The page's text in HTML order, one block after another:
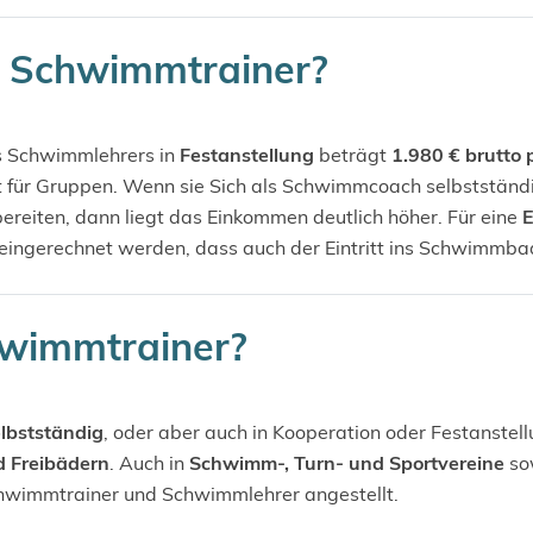
in Festanstellung beträgt 1.980 € brutto
Gruppen. Wenn sie Sich als Schwimmcoach
dann liegt das Einkommen deutlich höher. Für eine
werden, dass auch der Eintritt ins
, oder aber auch in Kooperation oder
Freibädern. Auch in Schwimm-, Turn- und Sportvereine
und Schwimmlehrer angestellt.